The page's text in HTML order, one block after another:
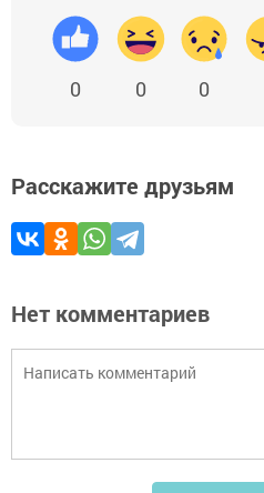
0 0 0
Расскажите друзьям
Нет комментариев